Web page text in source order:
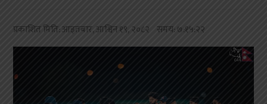
प्रकाशित मिति: आइतबार, आश्विन १९, २०८२ समय: ७:१५:२२